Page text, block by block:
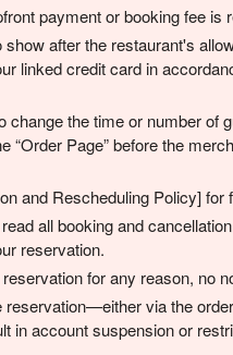
payment or booking fee is
after the restaurant's
linked credit card in
change the time or number of
“Order Page” before the
and Rescheduling Policy] for
all booking and
reservation.
for any reason, no
reservation—either via the
in account suspension or